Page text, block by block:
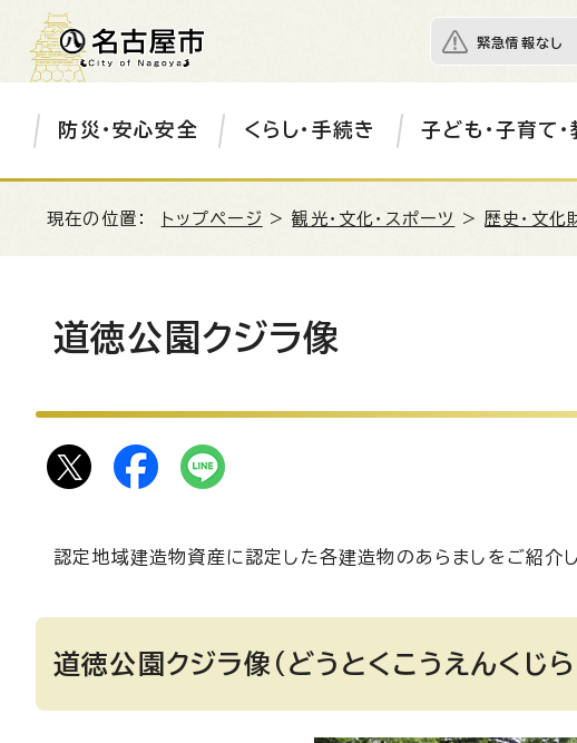
緊急情報なし
防災・安心安全 くらし・手続き 子ども・子育て・
現在の位置： トップページ >観光・文化・スポーツ >歴史・文化
道徳公園クジラ像
認定地域建造物資産に認定した各建造物のあらましをご紹介し
道徳公園クジラ像（どうとくこうえんくじら